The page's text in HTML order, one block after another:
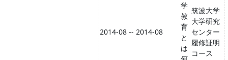
2014-08 -- 2014-08
学
教
育
と
は
筑波大学
大学研究
センター
履修証明
コース